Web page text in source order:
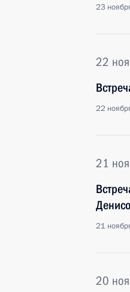
23
22
22
21
21
20